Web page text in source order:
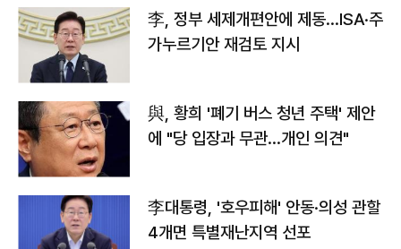
李, 정부 세제개편안에 제동…ISA·주
가누르기안 재검토 지시
與, 황희 '폐기 버스 청년 주택' 제안
에 "당 입장과 무관…개인 의견"
李대통령, '호우피해' 안동·의성 관할
4개면 특별재난지역 선포